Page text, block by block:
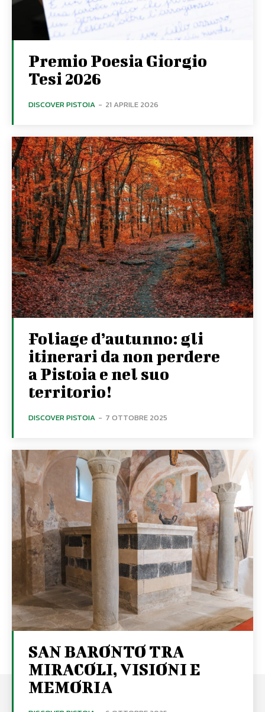
Premio Poesia Giorgio
Tesi 2026
DISCOVER PISTOIA - 21 APRILE 2026
Foliage d’autunno: gli
itinerari da non perdere
a Pistoia e nel suo
territorio!
DISCOVER PISTOIA - 7 OTTOBRE 2025
SAN BARONTO TRA
MIRACOLI, VISIONI E
MEMORIA